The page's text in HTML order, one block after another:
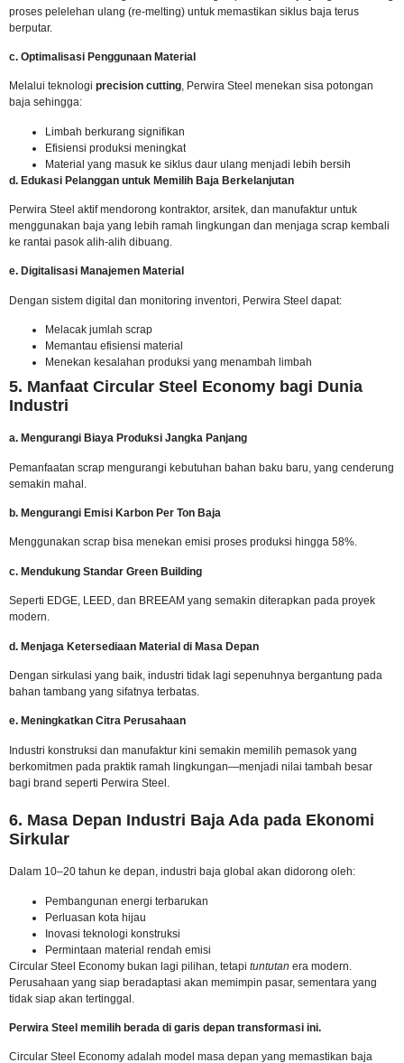
proses pelelehan ulang (re-melting) untuk memastikan siklus baja terus
berputar.
c. Optimalisasi Penggunaan Material
Melalui teknologi precision cutting, Perwira Steel menekan sisa potongan
baja sehingga:
Limbah berkurang signifikan
Efisiensi produksi meningkat
Material yang masuk ke siklus daur ulang menjadi lebih bersih
d. Edukasi Pelanggan untuk Memilih Baja Berkelanjutan
Perwira Steel aktif mendorong kontraktor, arsitek, dan manufaktur untuk
menggunakan baja yang lebih ramah lingkungan dan menjaga scrap kembali
ke rantai pasok alih-alih dibuang.
e. Digitalisasi Manajemen Material
Dengan sistem digital dan monitoring inventori, Perwira Steel dapat:
Melacak jumlah scrap
Memantau efisiensi material
Menekan kesalahan produksi yang menambah limbah
5. Manfaat Circular Steel Economy bagi Dunia
Industri
a. Mengurangi Biaya Produksi Jangka Panjang
Pemanfaatan scrap mengurangi kebutuhan bahan baku baru, yang cenderung
semakin mahal.
b. Mengurangi Emisi Karbon Per Ton Baja
Menggunakan scrap bisa menekan emisi proses produksi hingga 58%.
c. Mendukung Standar Green Building
Seperti EDGE, LEED, dan BREEAM yang semakin diterapkan pada proyek
modern.
d. Menjaga Ketersediaan Material di Masa Depan
Dengan sirkulasi yang baik, industri tidak lagi sepenuhnya bergantung pada
bahan tambang yang sifatnya terbatas.
e. Meningkatkan Citra Perusahaan
Industri konstruksi dan manufaktur kini semakin memilih pemasok yang
berkomitmen pada praktik ramah lingkungan—menjadi nilai tambah besar
bagi brand seperti Perwira Steel.
6. Masa Depan Industri Baja Ada pada Ekonomi
Sirkular
Dalam 10–20 tahun ke depan, industri baja global akan didorong oleh:
Pembangunan energi terbarukan
Perluasan kota hijau
Inovasi teknologi konstruksi
Permintaan material rendah emisi
Circular Steel Economy bukan lagi pilihan, tetapi tuntutan era modern.
Perusahaan yang siap beradaptasi akan memimpin pasar, sementara yang
tidak siap akan tertinggal.
Perwira Steel memilih berada di garis depan transformasi ini.
Circular Steel Economy adalah model masa depan yang memastikan baja